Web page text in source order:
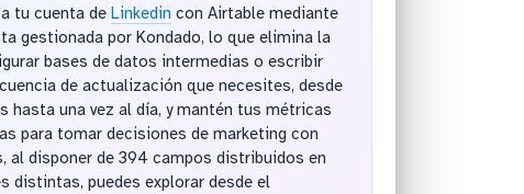
tu cuenta de Linkedin con Airtable mediante
gestionada por Kondado, lo que elimina la
bases de datos intermedias o escribir
de actualización que necesites, desde
hasta una vez al día, y mantén tus métricas
para tomar decisiones de marketing con
al disponer de 394 campos distribuidos en
distintas, puedes explorar desde el